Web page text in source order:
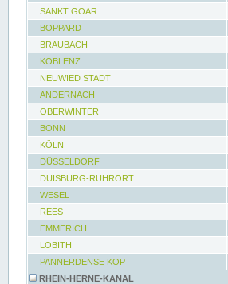
SANKT GOAR
BOPPARD
BRAUBACH
KOBLENZ
NEUWIED STADT
ANDERNACH
OBERWINTER
BONN
KÖLN
DÜSSELDORF
DUISBURG-RUHRORT
WESEL
REES
EMMERICH
LOBITH
PANNERDENSE KOP
RHEIN-HERNE-KANAL